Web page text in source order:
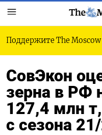
Поддержите The
СовЭкон
зерна в РФ
127,4 млн
с сезона